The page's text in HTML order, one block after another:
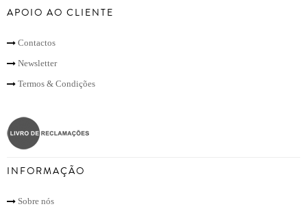
APOIO AO CLIENTE
Contactos
Newsletter
Termos & Condições
INFORMAÇÃO
Sobre nós